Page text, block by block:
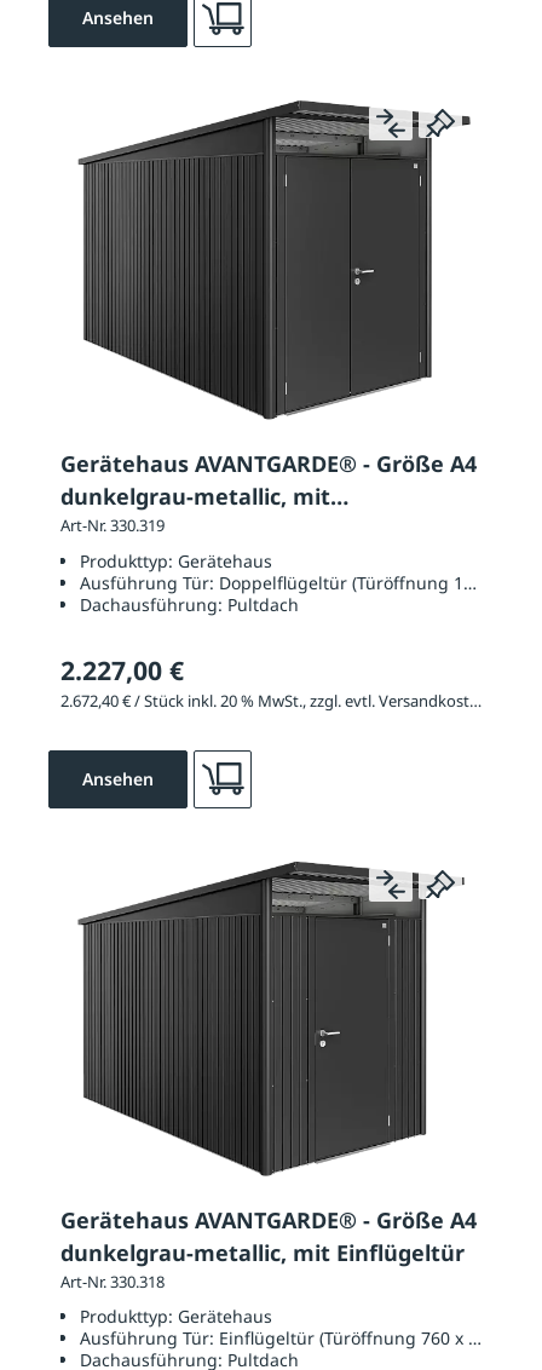
Ansehen
Gerätehaus AVANTGARDE® - Größe A4
dunkelgrau-metallic, mit
Doppelflügeltür
Art-Nr. 330.319
Produkttyp: Gerätehaus
Ausführung Tür: Doppelflügeltür (Türöffnung 1390 x
Dachausführung: Pultdach
2.227,00 €
2.672,40 € / Stück inkl. 20 % MwSt., zzgl. evtl. Versandkosten
Ansehen
Gerätehaus AVANTGARDE® - Größe A4
dunkelgrau-metallic, mit Einflügeltür
Art-Nr. 330.318
Produkttyp: Gerätehaus
Ausführung Tür: Einflügeltür (Türöffnung 760 x 1820
Dachausführung: Pultdach